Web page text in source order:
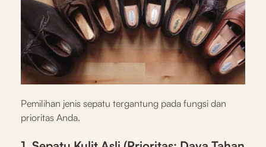
Pemilihan jenis sepatu tergantung pada fungsi dan
prioritas Anda.